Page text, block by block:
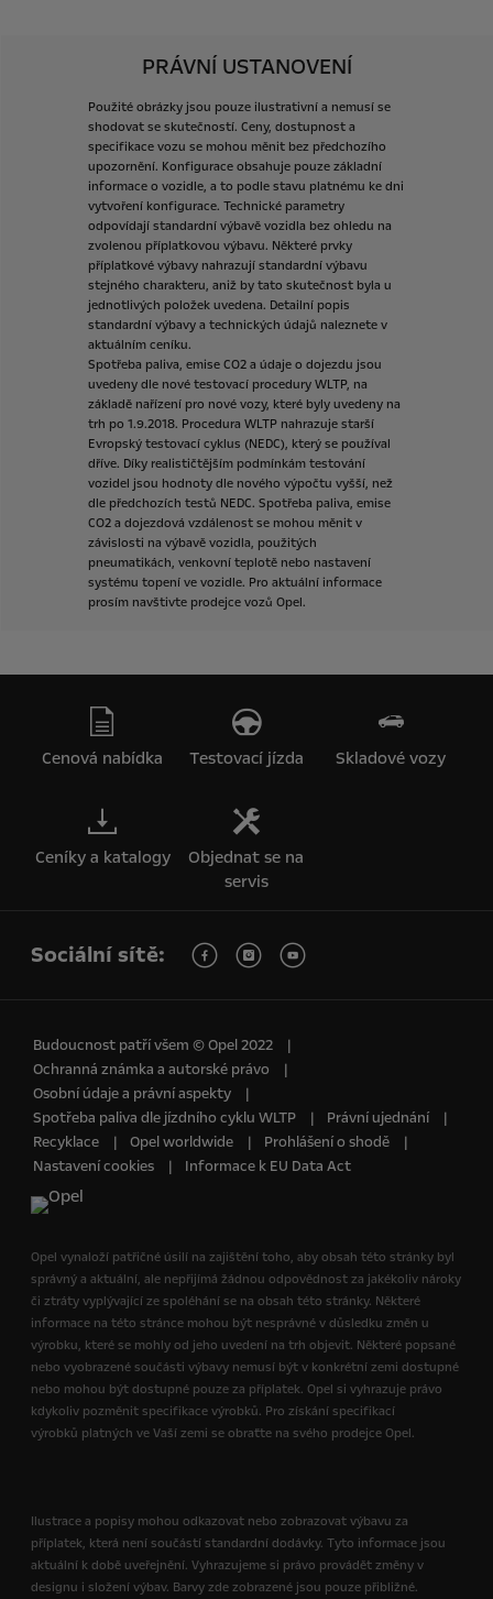
PRÁVNÍ USTANOVENÍ
Použité obrázky jsou pouze ilustrativní a nemusí se
shodovat se skutečností. Ceny, dostupnost a
specifikace vozu se mohou měnit bez předchozího
upozornění. Konfigurace obsahuje pouze základní
informace o vozidle, a to podle stavu platnému ke dni
vytvoření konfigurace. Technické parametry
odpovídají standardní výbavě vozidla bez ohledu na
zvolenou příplatkovou výbavu. Některé prvky
příplatkové výbavy nahrazují standardní výbavu
stejného charakteru, aniž by tato skutečnost byla u
jednotlivých položek uvedena. Detailní popis
standardní výbavy a technických údajů naleznete v
aktuálním ceníku.
Spotřeba paliva, emise CO2 a údaje o dojezdu jsou
uvedeny dle nové testovací procedury WLTP, na
základě nařízení pro nové vozy, které byly uvedeny na
trh po 1.9.2018. Procedura WLTP nahrazuje starší
Evropský testovací cyklus (NEDC), který se používal
dříve. Díky realističtějším podmínkám testování
vozidel jsou hodnoty dle nového výpočtu vyšší, než
dle předchozích testů NEDC. Spotřeba paliva, emise
CO2 a dojezdová vzdálenost se mohou měnit v
závislosti na výbavě vozidla, použitých
pneumatikách, venkovní teplotě nebo nastavení
systému topení ve vozidle. Pro aktuální informace
prosím navštivte prodejce vozů Opel.
Cenová nabídka Testovací jízda Skladové vozy
Ceníky a katalogy
Objednat se na
servis
Sociální sítě:
Budoucnost patří všem © Opel 2022
Ochranná známka a autorské právo
Osobní údaje a právní aspekty
Spotřeba paliva dle jízdního cyklu WLTP
Právní ujednání
Recyklace
Opel worldwide
Prohlášení o shodě
Nastavení cookies
Informace k EU Data Act
Opel vynaloží patřičné úsilí na zajištění toho, aby obsah této stránky byl
správný a aktuální, ale nepřijímá žádnou odpovědnost za jakékoliv nároky
či ztráty vyplývající ze spoléhání se na obsah této stránky. Některé
informace na této stránce mohou být nesprávné v důsledku změn u
výrobku, které se mohly od jeho uvedení na trh objevit. Některé popsané
nebo vyobrazené součásti výbavy nemusí být v konkrétní zemi dostupné
nebo mohou být dostupné pouze za příplatek. Opel si vyhrazuje právo
kdykoliv pozměnit specifikace výrobků. Pro získání specifikací
výrobků platných ve Vaší zemi se obraťte na svého prodejce Opel.
Ilustrace a popisy mohou odkazovat nebo zobrazovat výbavu za
příplatek, která není součástí standardní dodávky. Tyto informace jsou
aktuální k době uveřejnění. Vyhrazujeme si právo provádět změny v
designu i složení výbav. Barvy zde zobrazené jsou pouze přibližné.